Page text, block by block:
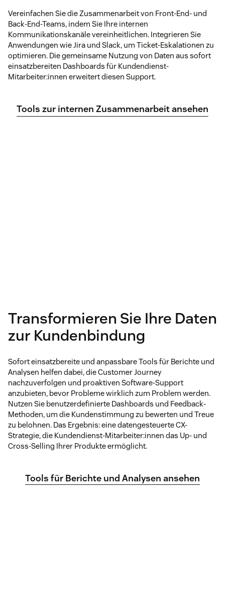
Vereinfachen Sie die Zusammenarbeit von Front-End- und
Back-End-Teams, indem Sie Ihre internen
Kommunikationskanäle vereinheitlichen. Integrieren Sie
Anwendungen wie Jira und Slack, um Ticket-Eskalationen zu
optimieren. Die gemeinsame Nutzung von Daten aus sofort
einsatzbereiten Dashboards für Kundendienst-
Mitarbeiter:innen erweitert diesen Support.
Tools zur internen Zusammenarbeit ansehen
Transformieren Sie Ihre Daten
zur Kundenbindung
Sofort einsatzbereite und anpassbare Tools für Berichte und
Analysen helfen dabei, die Customer Journey
nachzuverfolgen und proaktiven Software-Support
anzubieten, bevor Probleme wirklich zum Problem werden.
Nutzen Sie benutzerdefinierte Dashboards und Feedback-
Methoden, um die Kundenstimmung zu bewerten und Treue
zu belohnen. Das Ergebnis: eine datengesteuerte CX-
Strategie, die Kundendienst-Mitarbeiter:innen das Up- und
Cross-Selling Ihrer Produkte ermöglicht.
Tools für Berichte und Analysen ansehen